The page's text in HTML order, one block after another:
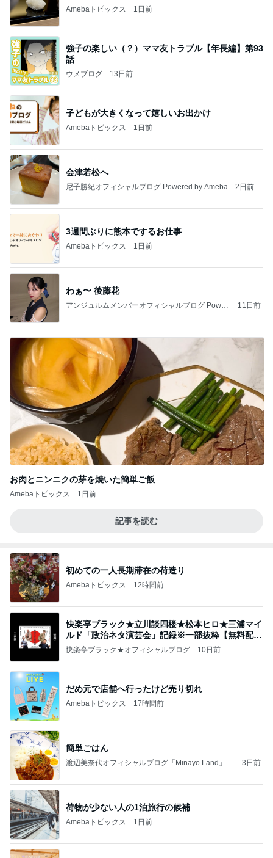
Amebaトピックス 1日前
強子の楽しい（？）ママ友トラブル【年長編】第93
話
ウメブログ 13日前
子どもが大きくなって嬉しいお出かけ
Amebaトピックス 1日前
会津若松へ
尼子勝紀オフィシャルブログ Powered by Ameba 2日前
3週間ぶりに熊本でするお仕事
Amebaトピックス 1日前
わぁ〜 後藤花
アンジュルムメンバーオフィシャルブログ Power
11日前
お肉とニンニクの芽を焼いた簡単ご飯
Amebaトピックス 1日前
記事を読む
初めての一人長期滞在の荷造り
Amebaトピックス 12時間前
快楽亭ブラック★立川談四楼★松本ヒロ★三浦マイ
ルド「政治ネタ演芸会」記録※一部抜粋【無料配
信】
快楽亭ブラック★オフィシャルブログ 10日前
だめ元で店舗へ行ったけど売り切れ
Amebaトピックス 17時間前
簡単ごはん
渡辺美奈代オフィシャルブログ「Minayo Land」P
3日前
荷物が少ない人の1泊旅行の候補
Amebaトピックス 1日前